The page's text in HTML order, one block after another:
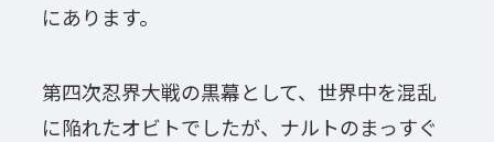
にあります。
第四次忍界大戦の黒幕として、世界中を混乱
に陥れたオビトでしたが、ナルトのまっすぐ